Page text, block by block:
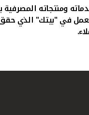
ومنتجاته
في "بيتك" الذي حقق